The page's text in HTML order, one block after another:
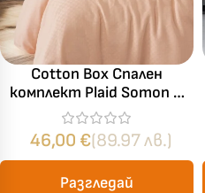
Cotton Box Спален
комплект Plaid Somon –
Ранфорс, 3 части за
единично легло
46,00 €(89.97 лв.)
Разгледай